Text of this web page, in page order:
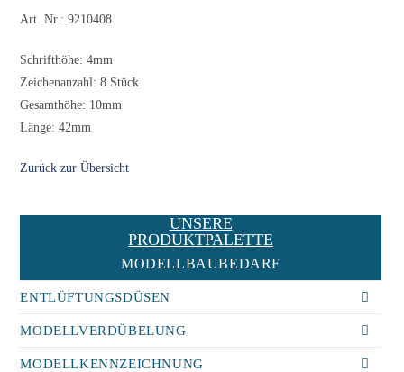
Art. Nr.: 9210408
Schrifthöhe: 4mm
Zeichenanzahl: 8 Stück
Gesamthöhe: 10mm
Länge: 42mm
Zurück zur Übersicht
UNSERE
PRODUKTPALETTE
MODELLBAUBEDARF
ENTLÜFTUNGSDÜSEN
MODELLVERDÜBELUNG
MODELLKENNZEICHNUNG